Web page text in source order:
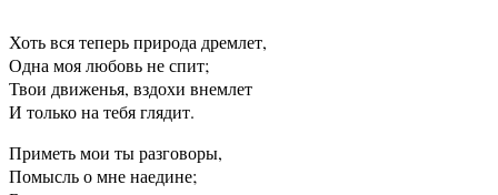
Хоть вся теперь природа дремлет,
Одна моя любовь не спит;
Твои движенья, вздохи внемлет
И только на тебя глядит.
Приметь мои ты разговоры,
Помысль о мне наедине;